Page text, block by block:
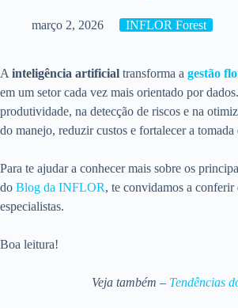
março 2, 2026 INFLOR Forest
A inteligência artificial transforma a gestão
em um setor cada vez mais orientado por
produtividade, na detecção de riscos e na
do manejo, reduzir custos e fortalecer a tomada
Para te ajudar a conhecer mais sobre os
do Blog da INFLOR, te convidamos a conferir
especialistas.
Boa leitura!
Veja também – Tendências